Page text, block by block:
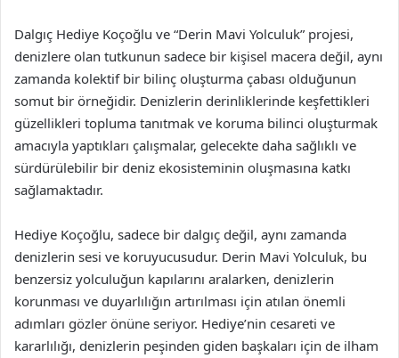
Dalgıç Hediye Koçoğlu ve “Derin Mavi Yolculuk” projesi,
denizlere olan tutkunun sadece bir kişisel macera değil, aynı
zamanda kolektif bir bilinç oluşturma çabası olduğunun
somut bir örneğidir. Denizlerin derinliklerinde keşfettikleri
güzellikleri topluma tanıtmak ve koruma bilinci oluşturmak
amacıyla yaptıkları çalışmalar, gelecekte daha sağlıklı ve
sürdürülebilir bir deniz ekosisteminin oluşmasına katkı
sağlamaktadır.
Hediye Koçoğlu, sadece bir dalgıç değil, aynı zamanda
denizlerin sesi ve koruyucusudur. Derin Mavi Yolculuk, bu
benzersiz yolculuğun kapılarını aralarken, denizlerin
korunması ve duyarlılığın artırılması için atılan önemli
adımları gözler önüne seriyor. Hediye’nin cesareti ve
kararlılığı, denizlerin peşinden giden başkaları için de ilham